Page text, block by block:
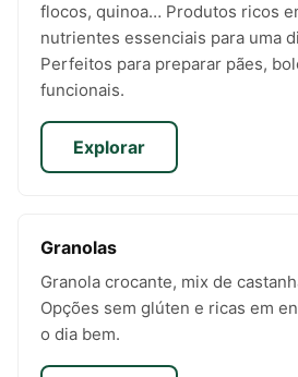
flocos, quinoa… Produtos ricos
nutrientes essenciais para uma
Perfeitos para preparar pães,
funcionais.
Explorar
Granolas
Granola crocante, mix de
Opções sem glúten e ricas em
o dia bem.